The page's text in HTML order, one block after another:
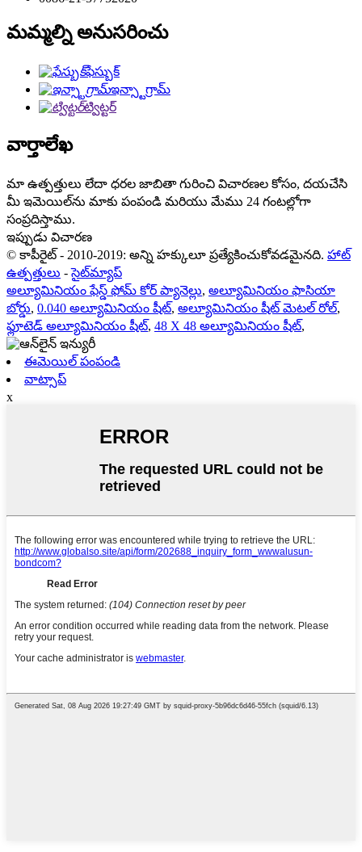
మమ్మల్ని అనుసరించు
ఫేస్బుక్
ఇన్స్టాగ్రామ్
ట్విట్టర్
వార్తాలేఖ
మా ఉత్పత్తులు లేదా ధరల జాబితా గురించి విచారణల కోసం, దయచేసి
మీ ఇమెయిల్‌ను మాకు పంపండి మరియు మేము 24 గంటల్లోగా
సంప్రదిస్తాము.
ఇప్పుడు విచారణ
© కాపీరైట్ - 2010-2019: అన్ని హక్కులూ ప్రత్యేకించుకోవడమైనది. హాట్
ఉత్పత్తులు -సైట్‌మ్యాప్
అల్యూమినియం ఫేస్డ్ ఫోమ్ కోర్ ప్యానెల్లు, అల్యూమినియం ఫాసియా
బోర్డు, 0.040 అల్యూమినియం షీట్, అల్యూమినియం షీట్ మెటల్ రోల్,
ఫ్లూటెడ్ అల్యూమినియం షీట్, 48 X 48 అల్యూమినియం షీట్,
ఈమెయిల్ పంపండి
వాట్సాప్
x